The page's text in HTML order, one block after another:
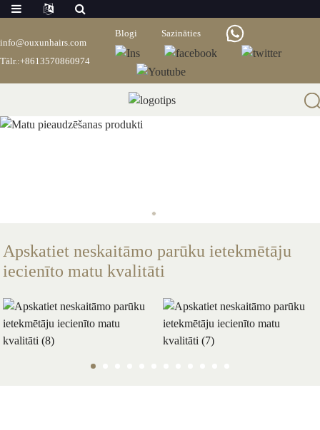
info@ouxunhairs.com
Tālr.:+8613570860974
Blogi Sazināties
Apskatiet neskaitāmo parūku ietekmētāju
iecienīto matu kvalitāti